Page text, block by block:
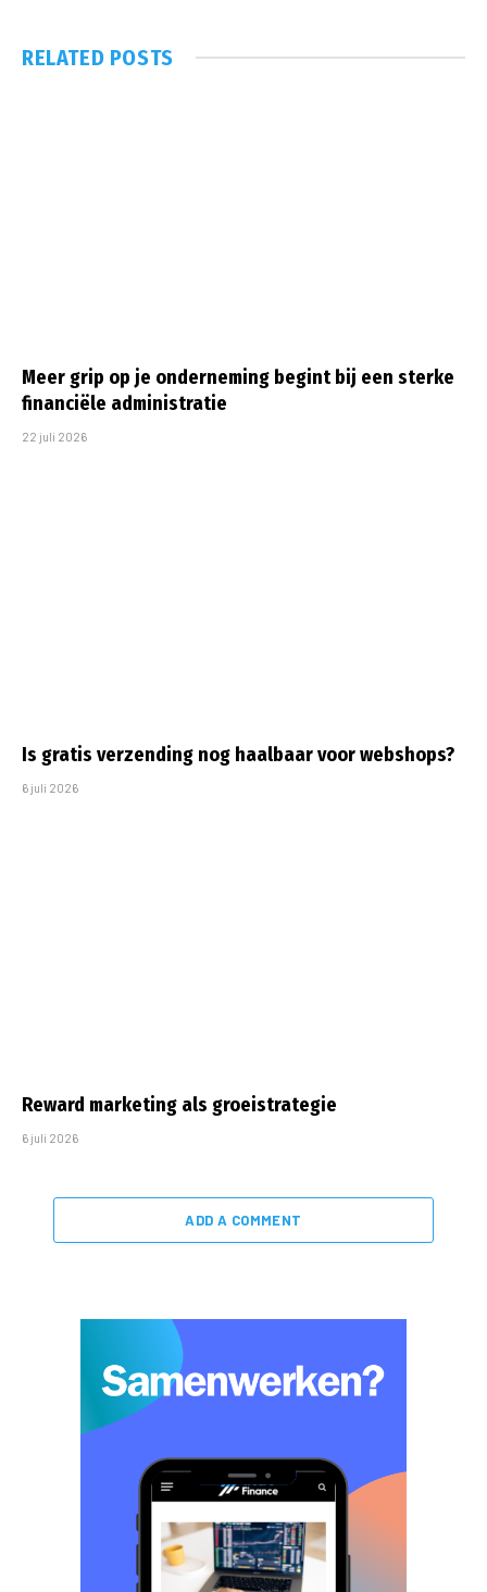
RELATED POSTS
Meer grip op je onderneming begint bij een sterke
financiële administratie
22 juli 2026
Is gratis verzending nog haalbaar voor webshops?
6 juli 2026
Reward marketing als groeistrategie
6 juli 2026
ADD A COMMENT